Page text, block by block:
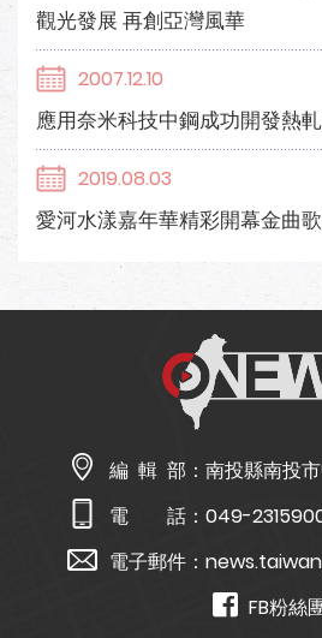
觀光發展 再創亞灣風華
2007.12.10
應用奈米科技中鋼成功開發熱
2019.08.03
愛河水漾嘉年華精彩開幕金曲
編 輯 部： 南投縣南投
電 話： 049-
電子郵件：
FB粉絲